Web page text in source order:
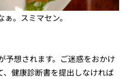
。スミマセン。
予想されます。ご迷惑をおかけ
、健康診断書を提出しなければ